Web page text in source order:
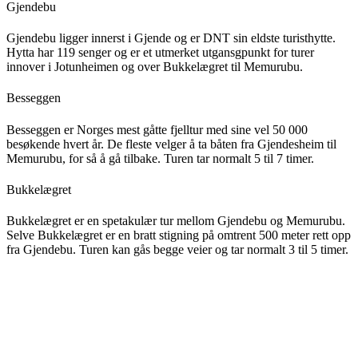
Gjendebu
Gjendebu ligger innerst i Gjende og er DNT sin eldste turisthytte.
Hytta har 119 senger og er et utmerket utgansgpunkt for turer
innover i Jotunheimen og over Bukkelægret til Memurubu.
Besseggen
Besseggen er Norges mest gåtte fjelltur med sine vel 50 000
besøkende hvert år. De fleste velger å ta båten fra Gjendesheim til
Memurubu, for så å gå tilbake. Turen tar normalt 5 til 7 timer.
Bukkelægret
Bukkelægret er en spetakulær tur mellom Gjendebu og Memurubu.
Selve Bukkelægret er en bratt stigning på omtrent 500 meter rett opp
fra Gjendebu. Turen kan gås begge veier og tar normalt 3 til 5 timer.